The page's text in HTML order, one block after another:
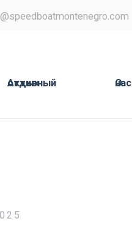
Активный отдых О нас